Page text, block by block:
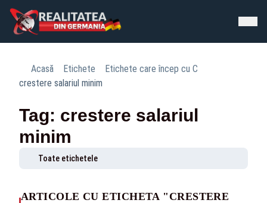
Acasă Etichete
Etichete care încep cu C
crestere salariul minim
Tag: crestere salariul
minim
Toate etichetele
ARTICOLE CU ETICHETA "CRESTERE